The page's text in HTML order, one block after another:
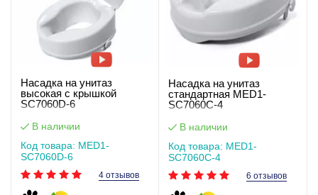
Насадка на унитаз
высокая с крышкой
SC7060D-6
В наличии
Код товара: MED1-
SC7060D-6
4 отзывов
Насадка на унитаз
стандартная MED1-
SC7060C-4
В наличии
Код товара: MED1-
SC7060C-4
6 отзывов